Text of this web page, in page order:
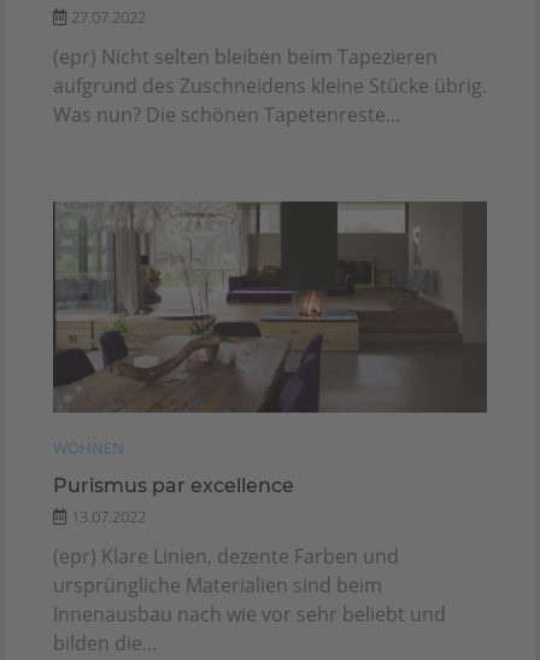
27.07.2022
(epr) Nicht selten bleiben beim Tapezieren
aufgrund des Zuschneidens kleine Stücke übrig.
Was nun? Die schönen Tapetenreste...
WOHNEN
Purismus par excellence
13.07.2022
(epr) Klare Linien, dezente Farben und
ursprüngliche Materialien sind beim
Innenausbau nach wie vor sehr beliebt und
bilden die...